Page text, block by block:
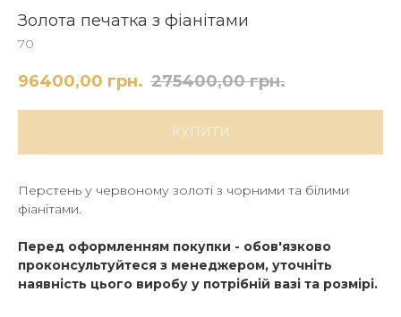
Золота печатка з фіанітами
70
96400,00 грн. 275400,00 грн.
КУПИТИ
Перстень у червоному золоті з чорними та білими
фіанітами.
Перед оформленням покупки - обов'язково
проконсультуйтеся з менеджером, уточніть
наявність цього виробу у потрібній вазі та розмірі.